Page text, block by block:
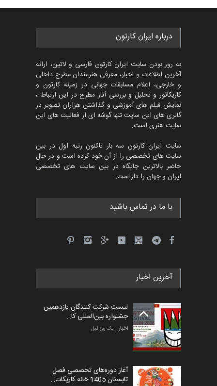
مسابقه بین‌المللی کارتون آیدین
دوغان، ترکیه،…
پنجمین مسابقۀ بین‌المللی
کارتون CARTUNION ، …
مهلت 3 ماه دیگر
مسابقۀ بین‌المللی کارتون و
کاریکاتور «البغلی…
مهلت
مهلت
پنجمین مسابقۀ بین‌المللی
مهلت 5 ماه دیگر
گالری حدود یک ماه قبل
درباره ایران کارتون
به روز بودن سایت ایران کارتون فارسی و لاتین، ارائه
آخرین اطلاعات و اخبار، معرفی هنرمندان مطرح داخلی
و خارجی، اعلام مسابقات جهانی در زمینه کارتون و
کاریکاتور و تحلیل و بررسی آثار مطرح در این ارتباط ،
نمایش فیلم های آموزشی و گذاشتن هزاران تصویر در
گالری های این سایت تنها گوشه ای از فعالیت های این
سایت هنری است.
سایت ایران کارتون سه بار تاکنون رتبه اول در بین
سایت های تخصصی را از آن خود کرده است و در حال
حاضر بالاترین جایگاه در بین سایت های تخصصی
ایران و جهان را داراست.
با ما در تماس باشید
آخرین اخبار
لیست شرکت کنندگان یازدهمین
جشنواره بین‌المللی کا…
اخبار یک روز قبل
آغاز دوره‌های تخصصی فصل
تابستان 1405 خانه کاریکات…